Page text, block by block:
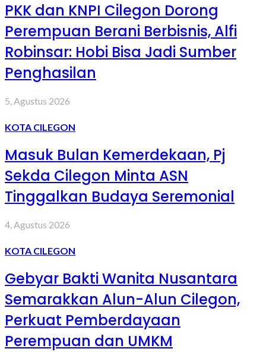
PKK dan KNPI Cilegon Dorong
Perempuan Berani Berbisnis, Alfi
Robinsar: Hobi Bisa Jadi Sumber
Penghasilan
5, Agustus 2026
KOTA CILEGON
Masuk Bulan Kemerdekaan, Pj
Sekda Cilegon Minta ASN
Tinggalkan Budaya Seremonial
4, Agustus 2026
KOTA CILEGON
Gebyar Bakti Wanita Nusantara
Semarakkan Alun-Alun Cilegon,
Perkuat Pemberdayaan
Perempuan dan UMKM